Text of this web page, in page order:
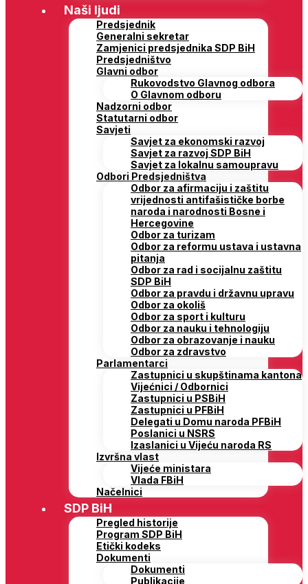
Naši ljudi
Predsjednik
Generalni sekretar
Zamjenici predsjednika SDP BiH
Predsjedništvo
Glavni odbor
Rukovodstvo Glavnog odbora
O Glavnom odboru
Nadzorni odbor
Statutarni odbor
Savjeti
Savjet za ekonomski razvoj
Savjet za razvoj SDP BiH
Savjet za lokalnu samoupravu
Odbori Predsjedništva
Odbor za afirmaciju i zaštitu
vrijednosti antifašističke borbe
naroda i narodnosti Bosne i
Hercegovine
Odbor za turizam
Odbor za reformu ustava i ustavna
pitanja
Odbor za rad i socijalnu zaštitu
SDP BiH
Odbor za pravdu i državnu upravu
Odbor za okoliš
Odbor za sport i kulturu
Odbor za nauku i tehnologiju
Odbor za obrazovanje i nauku
Odbor za zdravstvo
Parlamentarci
Zastupnici u skupštinama kantona
Vijećnici / Odbornici
Zastupnici u PSBiH
Zastupnici u PFBiH
Delegati u Domu naroda PFBiH
Poslanici u NSRS
Izaslanici u Vijeću naroda RS
Izvršna vlast
Vijeće ministara
Vlada FBiH
Načelnici
SDP BiH
Pregled historije
Program SDP BiH
Etički kodeks
Dokumenti
Dokumenti
Publikacije